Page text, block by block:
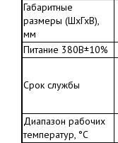
Габаритные
размеры (ШхГхВ),
мм
Питание 380В±10%
Срок службы
Диапазон рабочих
температур, °C